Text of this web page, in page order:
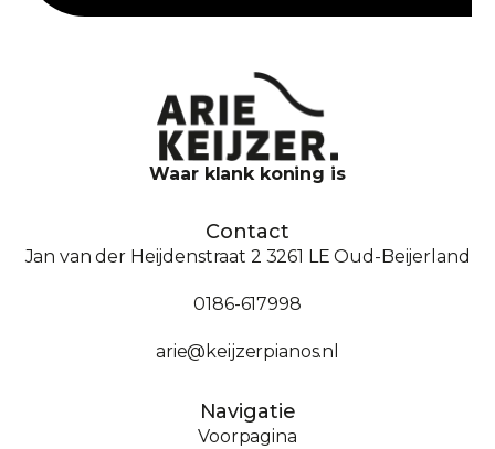
Waar klank koning is
Contact
Jan van der Heijdenstraat 2 3261 LE Oud-Beijerland
0186-617998
arie@keijzerpianos.nl
Navigatie
Voorpagina